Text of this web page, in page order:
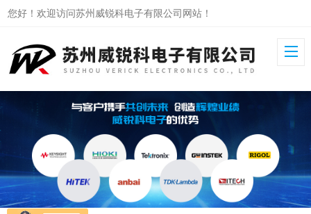
您好！欢迎访问苏州威锐科电子有限公司网站！